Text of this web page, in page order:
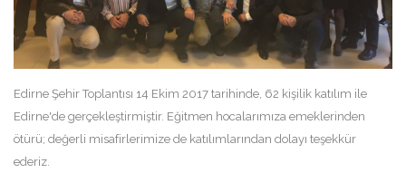
Edirne Şehir Toplantısı 14 Ekim 2017 tarihinde, 62 kişilik katılım ile
Edirne'de gerçekleştirmiştir. Eğitmen hocalarımıza emeklerinden
ötürü; değerli misafirlerimize de katılımlarından dolayı teşekkür
ederiz.